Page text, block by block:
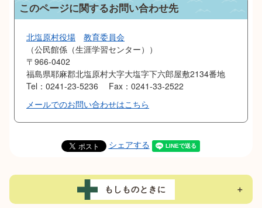
このページに関するお問い合わせ先
北塩原村役場
教育委員会
公民館係（生涯学習センター）
〒966-0402
福島県耶麻郡北塩原村大字大塩字下六郎屋敷2134番地
Tel：0241-23-5236
Fax：0241-33-2522
メールでのお問い合わせはこちら
シェアする
もしものときに ＋